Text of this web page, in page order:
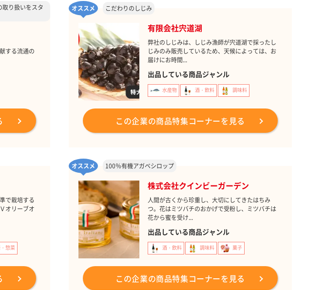
り扱いをスタ
する流通の
オススメ こだわりのしじみ
有限会社宍道湖
弊社のしじみは、しじみ漁師が宍道湖で採ったし
じみのみ販売しているため、天候によっては、お
届けにお時間...
出品している商品ジャンル
水産物 酒・飲料 調味料
この企業の商品特集コーナーを見る
で栽培する
オリーブオ
惣菜
オススメ 100％有機アガベシロップ
株式会社クインビーガーデン
人間が古くから珍重し、大切にしてきたはちみ
つ。花はミツバチのおかげで受粉し、ミツバチは
花から蜜を受け...
出品している商品ジャンル
酒・飲料 調味料 菓子
この企業の商品特集コーナーを見る